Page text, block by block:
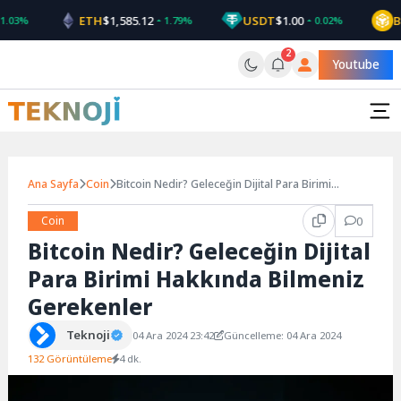
to
content
ETH$1,585.12 1.79% USDT$1.00 0.02% BNB
2
Youtube
Ana Sayfa Coin Bitcoin Nedir? Geleceğin Dijital Para Birimi
Coin
0
Bitcoin Nedir? Geleceğin Dijital
Para Birimi Hakkında Bilmeniz
Gerekenler
Teknoji 04 Ara 2024 23:42
Güncelleme: 04 Ara 2024
132 Görüntüleme 4 dk.